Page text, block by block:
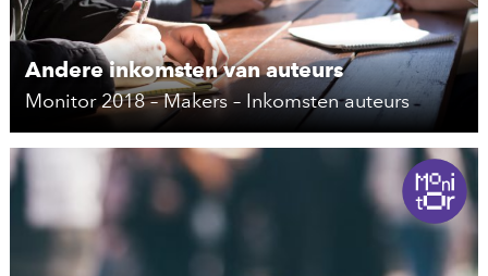
Andere inkomsten van auteurs
Monitor 2018 – Makers – Inkomsten auteurs